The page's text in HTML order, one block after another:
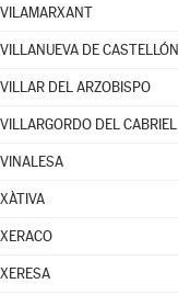
VILAMARXANT
VILLANUEVA DE CASTELLÓN
VILLAR DEL ARZOBISPO
VILLARGORDO DEL CABRIEL
VINALESA
XÀTIVA
XERACO
XERESA